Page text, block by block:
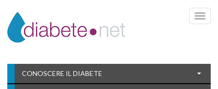
Toggle
CONOSCERE IL DIABETE